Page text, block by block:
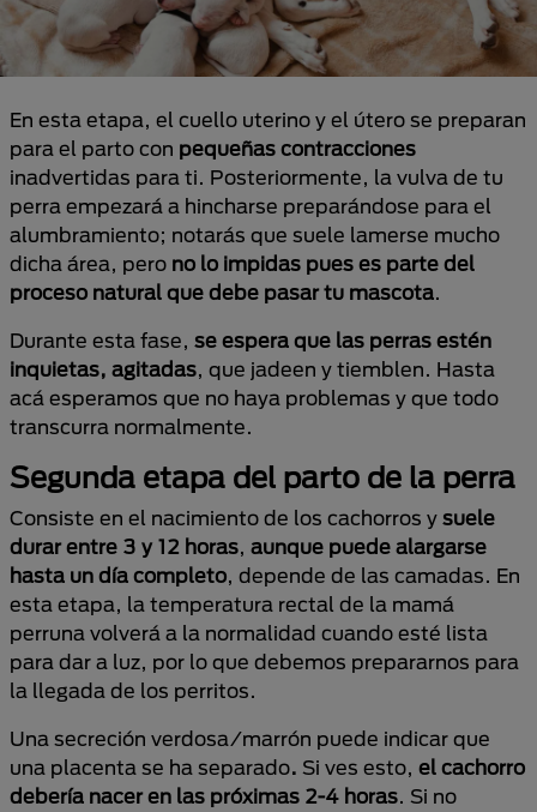
En esta etapa, el cuello uterino y el útero se preparan
para el parto con pequeñas contracciones
inadvertidas para ti. Posteriormente, la vulva de tu
perra empezará a hincharse preparándose para el
alumbramiento; notarás que suele lamerse mucho
dicha área, pero no lo impidas pues es parte del
proceso natural que debe pasar tu mascota.
Durante esta fase, se espera que las perras estén
inquietas, agitadas, que jadeen y tiemblen. Hasta
acá esperamos que no haya problemas y que todo
transcurra normalmente.
Segunda etapa del parto de la perra
Consiste en el nacimiento de los cachorros y suele
durar entre 3 y 12 horas, aunque puede alargarse
hasta un día completo, depende de las camadas. En
esta etapa, la temperatura rectal de la mamá
perruna volverá a la normalidad cuando esté lista
para dar a luz, por lo que debemos prepararnos para
la llegada de los perritos.
Una secreción verdosa/marrón puede indicar que
una placenta se ha separado. Si ves esto, el cachorro
debería nacer en las próximas 2-4 horas. Si no